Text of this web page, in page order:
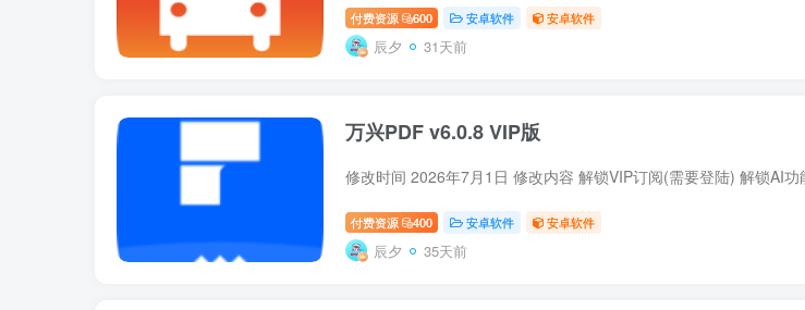
付费资源 600 安卓软件 安卓软件
辰夕 31天前
万兴PDF v6.0.8 VIP版
付费资源 400 安卓软件 安卓软件
辰夕 35天前